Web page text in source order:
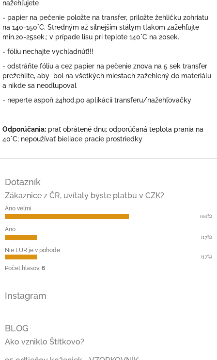
nažehľujete
- papier na pečenie položte na transfer, priložte žehličku zohriatu
na 140-150°C. Stredným až silnejším stálym tlakom zažehľujte
min.20-25sek.; v prípade lisu pri teplote 140°C na 20sek.
- fóliu nechajte vychladnúť!!!
- odstráňte fóliu a cez papier na pečenie znova na 5 sek transfer
prežehlite, aby bol na všetkých miestach zažehlený do materiálu
a nikde sa neodlupoval
- neperte aspoň 24hod.po aplikácii transferu/nažehľovačky
Odporúčania: prať obrátené dnu; odporúčaná teplota prania na
40°C; nepoužívať bieliace pracie prostriedky
e
Dotazník
Zákaznice z ČR, uvítaly byste platbu v CZK?
Áno veľmi
(66%)
Áno
(17%)
Nie EUR je v pohode
(17%)
Počet hlasov: 6
Instagram
BLOG
Ako vzniklo Štítkovo?